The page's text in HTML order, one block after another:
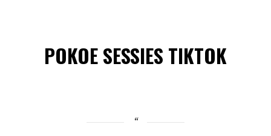
POKOE SESSIES TIKTOK